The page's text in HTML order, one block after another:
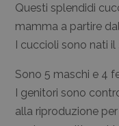
Questi splendidi
mamma a partire
I cuccioli sono nati
Sono 5 maschi e 4
I genitori sono
alla riproduzione